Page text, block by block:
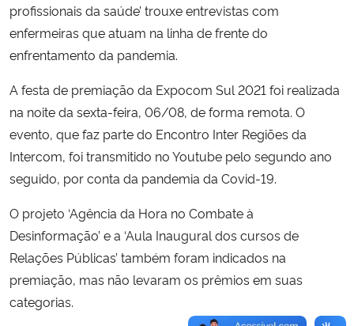
profissionais da saúde’ trouxe entrevistas com
enfermeiras que atuam na linha de frente do
enfrentamento da pandemia.
A festa de premiação da Expocom Sul 2021 foi realizada
na noite da sexta-feira, 06/08, de forma remota. O
evento, que faz parte do Encontro Inter Regiões da
Intercom, foi transmitido no Youtube pelo segundo ano
seguido, por conta da pandemia da Covid-19.
O projeto ‘Agência da Hora no Combate à
Desinformação’ e a ‘Aula Inaugural dos cursos de
Relações Públicas’ também foram indicados na
premiação, mas não levaram os prêmios em suas
categorias.